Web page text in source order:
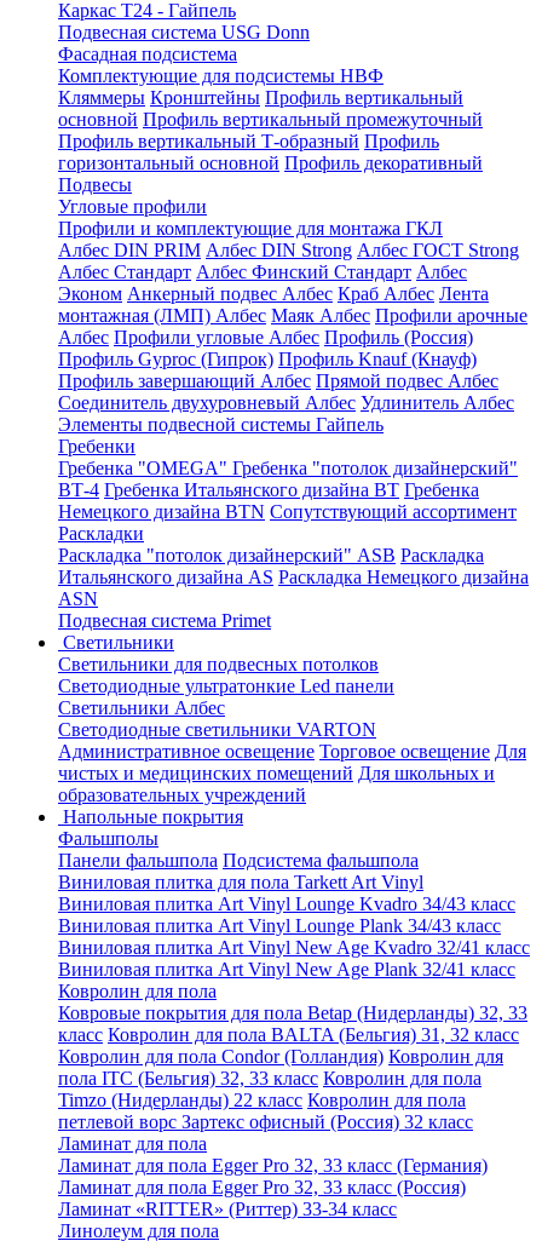
Каркас Т24 - Гайпель
Подвесная система USG Donn
Фасадная подсистема
Комплектующие для подсистемы НВФ
Кляммеры Кронштейны Профиль вертикальный
основной Профиль вертикальный промежуточный
Профиль вертикальный Т-образный Профиль
горизонтальный основной Профиль декоративный
Подвесы
Угловые профили
Профили и комплектующие для монтажа ГКЛ
Албес DIN PRIM Албес DIN Strong Албес ГОСТ Strong
Албес Стандарт Албес Финский Стандарт Албес
Эконом Анкерный подвес Албес Краб Албес Лента
монтажная (ЛМП) Албес Маяк Албес Профили арочные
Албес Профили угловые Албес Профиль (Россия)
Профиль Gyproc (Гипрок) Профиль Knauf (Кнауф)
Профиль завершающий Албес Прямой подвес Албес
Соединитель двухуровневый Албес Удлинитель Албес
Элементы подвесной системы Гайпель
Гребенки
Гребенка "OMEGA" Гребенка "потолок дизайнерский"
ВТ-4 Гребенка Итальянского дизайна BT Гребенка
Немецкого дизайна ВТN Сопутствующий ассортимент
Раскладки
Раскладка "потолок дизайнерский" ASB Раскладка
Итальянского дизайна AS Раскладка Немецкого дизайна
АSN
Подвесная система Primet
Светильники
Светильники для подвесных потолков
Светодиодные ультратонкие Led панели
Светильники Албес
Светодиодные светильники VARTON
Административное освещение Торговое освещение Для
чистых и медицинских помещений Для школьных и
образовательных учреждений
Напольные покрытия
Фальшполы
Панели фальшпола Подсистема фальшпола
Виниловая плитка для пола Tarkett Art Vinyl
Виниловая плитка Art Vinyl Lounge Kvadro 34/43 класс
Виниловая плитка Art Vinyl Lounge Plank 34/43 класс
Виниловая плитка Art Vinyl New Age Kvadro 32/41 класс
Виниловая плитка Art Vinyl New Age Plank 32/41 класс
Ковролин для пола
Ковровые покрытия для пола Betap (Нидерланды) 32, 33
класс Ковролин для пола BALTA (Бельгия) 31, 32 класс
Ковролин для пола Condor (Голландия) Ковролин для
пола ITC (Бельгия) 32, 33 класс Ковролин для пола
Timzo (Нидерланды) 22 класс Ковролин для пола
петлевой ворс Зартекс офисный (Россия) 32 класс
Ламинат для пола
Ламинат для пола Egger Pro 32, 33 класс (Германия)
Ламинат для пола Egger Pro 32, 33 класс (Россия)
Ламинат «RITTER» (Риттер) 33-34 класс
Линолеум для пола